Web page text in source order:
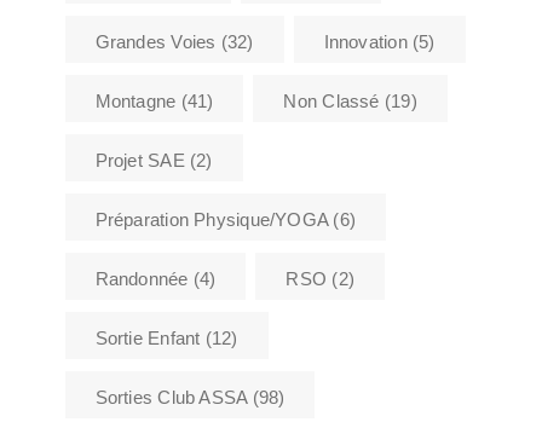
Grandes Voies (32) Innovation(5)
Montagne (41) Non Classé (19)
Projet SAE (2)
Préparation Physique/YOGA(6)
Randonnée (4) RSO (2)
Sortie Enfant (12)
Sorties Club ASSA(98)